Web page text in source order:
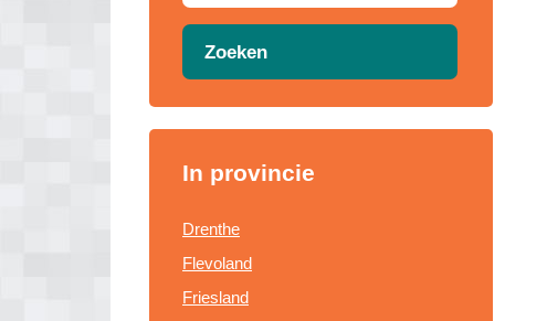
Zoeken
In provincie
Drenthe
Flevoland
Friesland